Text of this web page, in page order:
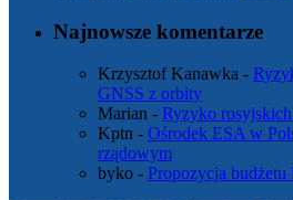
Najnowsze komentarze
Krzysztof Kanawka -
GNSS z orbity
Marian - Ryzyko
Kptn - Ośrodek ESA w
rządowym
byko - Propozycja